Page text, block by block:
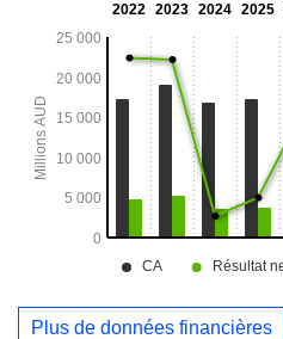
de conseil et de levée de fonds.
Plus de données financières